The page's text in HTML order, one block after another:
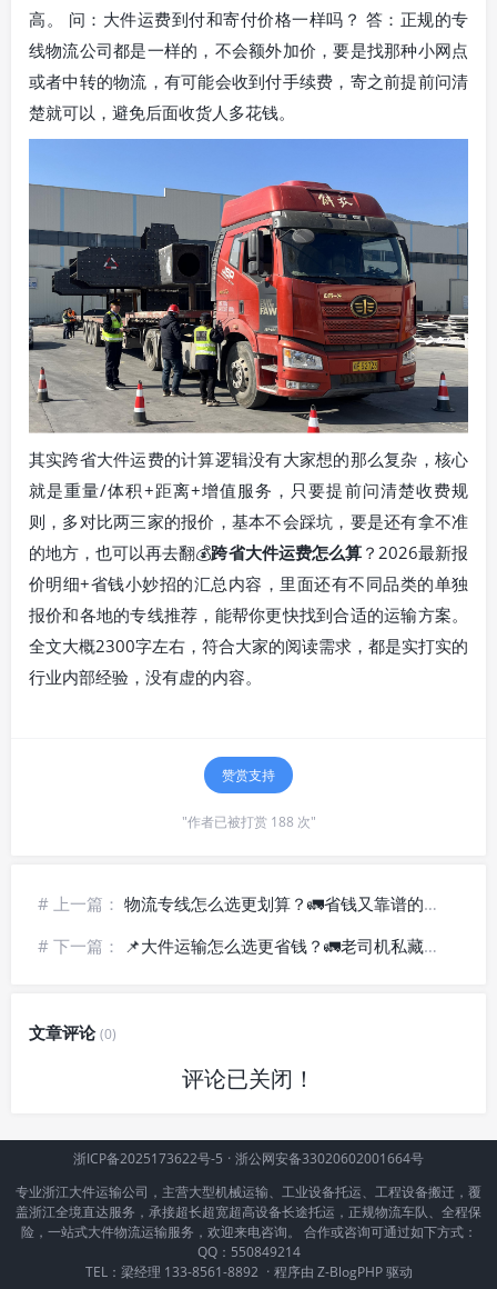
高。 问：大件运费到付和寄付价格一样吗？ 答：正规的专
线物流公司都是一样的，不会额外加价，要是找那种小网点
或者中转的物流，有可能会收到付手续费，寄之前提前问清
楚就可以，避免后面收货人多花钱。
其实跨省大件运费的计算逻辑没有大家想的那么复杂，核心
就是重量/体积+距离+增值服务，只要提前问清楚收费规
则，多对比两三家的报价，基本不会踩坑，要是还有拿不准
的地方，也可以再去翻💰跨省大件运费怎么算？2026最新报
价明细+省钱小妙招的汇总内容，里面还有不同品类的单独
报价和各地的专线推荐，能帮你更快找到合适的运输方案。
全文大概2300字左右，符合大家的阅读需求，都是实打实的
行业内部经验，没有虚的内容。
赞赏支持
"作者已被打赏 188 次"
# 上一篇： 物流专线怎么选更划算？🚛省钱又靠谱的实用技巧
# 下一篇： 📌大件运输怎么选更省钱？🚛老司机私藏的 5 个发货技巧
文章评论(0)
评论已关闭！
浙ICP备2025173622号-5 · 浙公网安备33020602001664号
专业浙江大件运输公司，主营大型机械运输、工业设备托运、工程设备搬迁，覆
盖浙江全境直达服务，承接超长超宽超高设备长途托运，正规物流车队、全程保
险，一站式大件物流运输服务，欢迎来电咨询。 合作或咨询可通过如下方式：
QQ：550849214
TEL：梁经理 133-8561-8892 · 程序由 Z-BlogPHP驱动